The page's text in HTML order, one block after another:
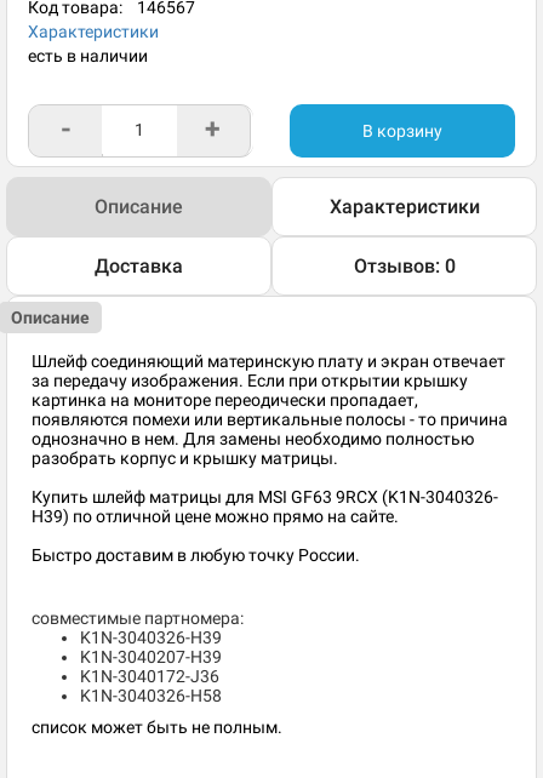
Код товара: 146567
Характеристики
есть в наличии
- + В корзину
Описание Характеристики
Доставка Отзывов: 0
Описание
Шлейф соединяющий материнскую плату и экран отвечает
за передачу изображения. Если при открытии крышку
картинка на мониторе переодически пропадает,
появляются помехи или вертикальные полосы - то причина
однозначно в нем. Для замены необходимо полностью
разобрать корпус и крышку матрицы.
Купить шлейф матрицы для MSI GF63 9RCX (K1N-3040326-
H39) по отличной цене можно прямо на сайте.
Быстро доставим в любую точку России.
совместимые партномера:
K1N-3040326-H39
K1N-3040207-H39
K1N-3040172-J36
K1N-3040326-H58
список может быть не полным.